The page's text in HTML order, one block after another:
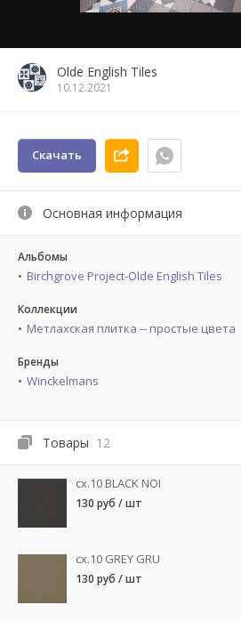
Olde English Tiles
10.12.2021
Скачать
Основная информация
Альбомы
Birchgrove Project-Olde English Tiles
Коллекции
Метлахская плитка -- простые цвета
Бренды
Winckelmans
Товары 12
cx.10 BLACK NOI
130 руб / шт
cx.10 GREY GRU
130 руб / шт